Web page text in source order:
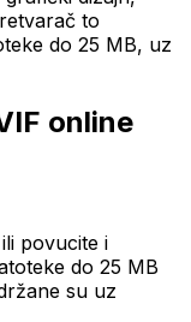
to
do 25 MB, uz
online
povucite i
do 25 MB
su uz